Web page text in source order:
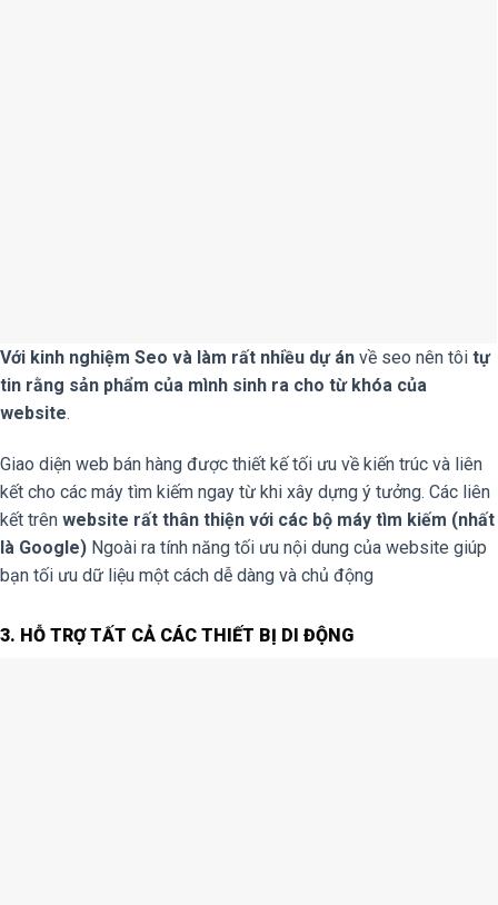
Với kinh nghiệm Seo và làm rất nhiều dự án về seo nên tôi tự
tin rằng sản phẩm của mình sinh ra cho từ khóa của
website.
Giao diện web bán hàng được thiết kế tối ưu về kiến trúc và liên
kết cho các máy tìm kiếm ngay từ khi xây dựng ý tưởng. Các liên
kết trên website rất thân thiện với các bộ máy tìm kiếm (nhất
là Google) Ngoài ra tính năng tối ưu nội dung của website giúp
bạn tối ưu dữ liệu một cách dễ dàng và chủ động
3. HỖ TRỢ TẤT CẢ CÁC THIẾT BỊ DI ĐỘNG